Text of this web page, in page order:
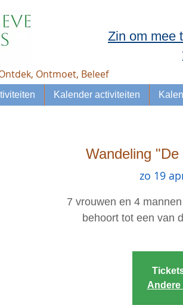
Ontmoet, Beleef
Zin om mee
Kalender activiteiten
Wandeling
zo 19
7 vrouwen en 4
behoort tot een van
Andere